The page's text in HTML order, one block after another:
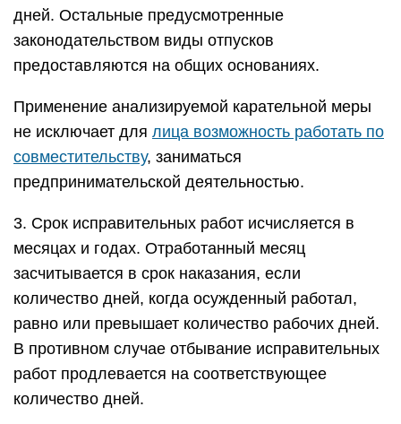
дней. Остальные предусмотренные
законодательством виды отпусков
предоставляются на общих основаниях.
Применение анализируемой карательной меры
не исключает для лица возможность работать по
совместительству, заниматься
предпринимательской деятельностью.
3. Срок исправительных работ исчисляется в
месяцах и годах. Отработанный месяц
засчитывается в срок наказания, если
количество дней, когда осужденный работал,
равно или превышает количество рабочих дней.
В противном случае отбывание исправительных
работ продлевается на соответствующее
количество дней.